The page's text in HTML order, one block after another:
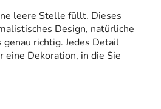
leere Stelle füllt. Dieses
Design, natürliche
richtig. Jedes Detail
eine Dekoration, in die Sie